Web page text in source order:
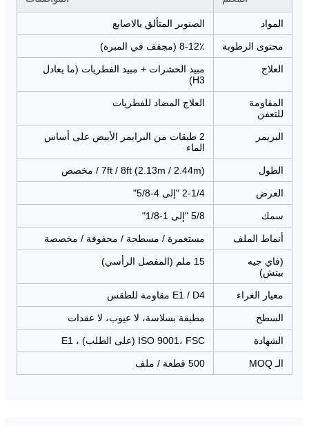
المواد الصنوبر المتألق بالاصابع
محتوى الرطوبة 8-12٪ (مجفف في المبرة)
العلاج
مبيد الحشرات + مبيد الفطريات (ما يعادل
H3)
المقاومة
للتعفن
العلاج المضاد للفطريات
البريمر
2 طبقات من البرايمر الأبيض على أساس
الماء
الطول 7ft / 8ft (2.13m / 2.44m) / مخصص
العرض 2-1/4 "إلى 4-5/8"
سمك 5/8 "إلى 1-1/8"
أنماط الملف مستعمرة / مسطحة / محفوفة / مخصصة
(فاي جيه
بيتش)
15 ملم (المفصل الرأسي)
معيار الغراء E1 / D4 مقاومة للطقس
السطح مطبقة بسلاسة، لا عيوب، لا عقدات
الشهادة ISO 9001، FSC (على الطلب) ، E1
الـ MOQ 500 قطعة / ملف